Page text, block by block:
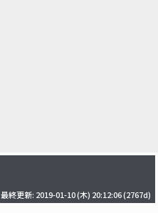
最終更新: 2019-01-10 (木) 20:12:06(2767d)